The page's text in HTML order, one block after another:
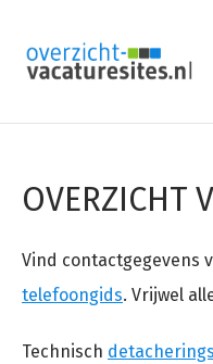
OVERZICHT
Vind contactgegevens
telefoongids. Vrijwel
Technisch